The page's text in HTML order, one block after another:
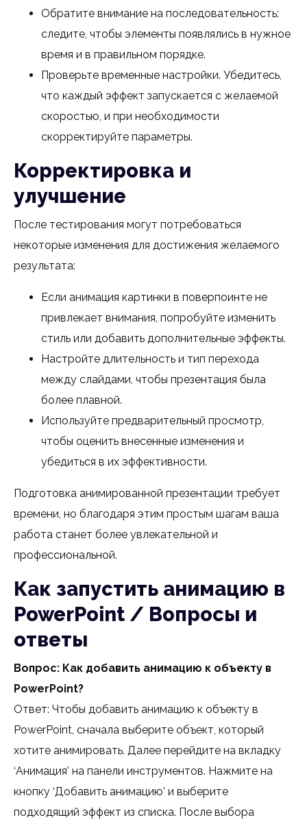
Обратите внимание на последовательность:
следите, чтобы элементы появлялись в нужное
время и в правильном порядке.
Проверьте временные настройки. Убедитесь,
что каждый эффект запускается с желаемой
скоростью, и при необходимости
скорректируйте параметры.
Корректировка и
улучшение
После тестирования могут потребоваться
некоторые изменения для достижения желаемого
результата:
Если анимация картинки в поверпоинте не
привлекает внимания, попробуйте изменить
стиль или добавить дополнительные эффекты.
Настройте длительность и тип перехода
между слайдами, чтобы презентация была
более плавной.
Используйте предварительный просмотр,
чтобы оценить внесенные изменения и
убедиться в их эффективности.
Подготовка анимированной презентации требует
времени, но благодаря этим простым шагам ваша
работа станет более увлекательной и
профессиональной.
Как запустить анимацию в
PowerPoint / Вопросы и
ответы
Вопрос: Как добавить анимацию к объекту в
PowerPoint?
Ответ: Чтобы добавить анимацию к объекту в
PowerPoint, сначала выберите объект, который
хотите анимировать. Далее перейдите на вкладку
‘Анимация’ на панели инструментов. Нажмите на
кнопку ‘Добавить анимацию’ и выберите
подходящий эффект из списка. После выбора